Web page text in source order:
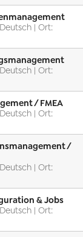
| Ort:
| Ort:
/ FMEA
| Ort:
/
| Ort:
& Jobs
| Ort: